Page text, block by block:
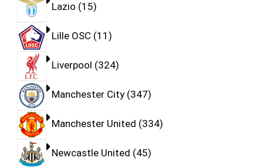
Lazio 15
Lille OSC 11
Liverpool 324
Manchester City 347
Manchester United 334
Newcastle United 45